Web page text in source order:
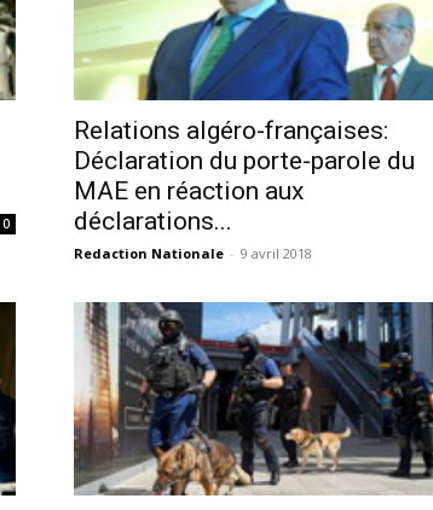
0
Relations algéro-françaises:
Déclaration du porte-parole du
MAE en réaction aux
déclarations...
Redaction Nationale - 9 avril 2018